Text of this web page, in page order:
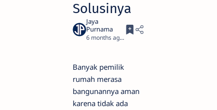
Solusinya
6 months ago
Banyak pemilik
rumah merasa
bangunannya aman
karena tidak ada